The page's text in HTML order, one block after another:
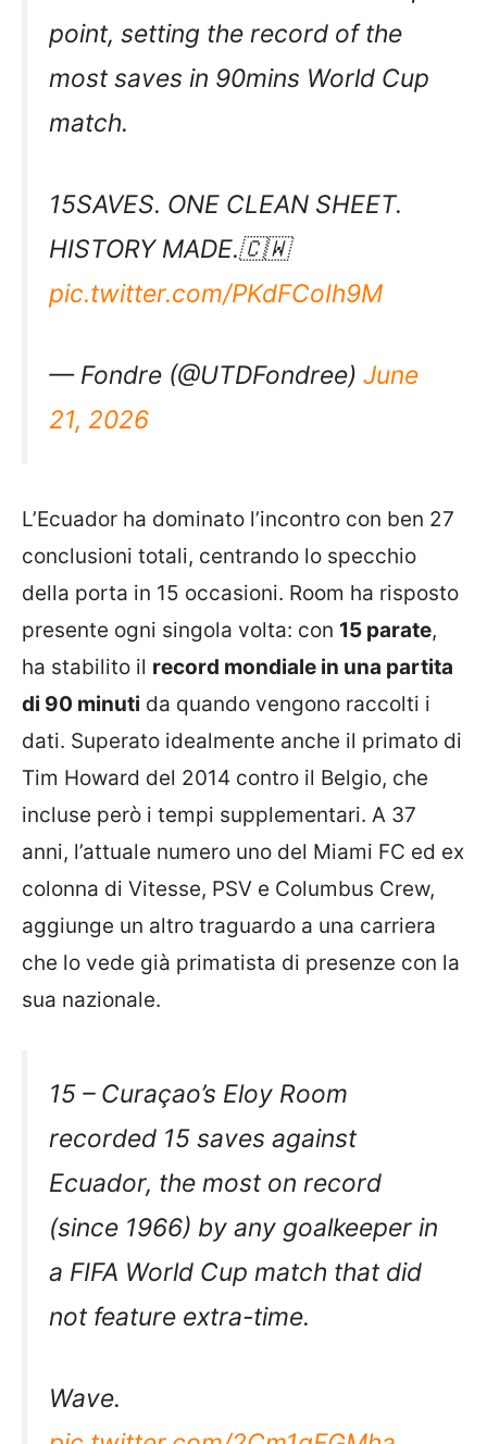
point, setting the record of the
most saves in 90mins World Cup
match.
15SAVES. ONE CLEAN SHEET.
HISTORY MADE.🇨🇼
pic.twitter.com/PKdFCoIh9M
— Fondre (@UTDFondree) June
21, 2026
L’Ecuador ha dominato l’incontro con ben 27
conclusioni totali, centrando lo specchio
della porta in 15 occasioni. Room ha risposto
presente ogni singola volta: con 15 parate,
ha stabilito il record mondiale in una partita
di 90 minuti da quando vengono raccolti i
dati. Superato idealmente anche il primato di
Tim Howard del 2014 contro il Belgio, che
incluse però i tempi supplementari. A 37
anni, l’attuale numero uno del Miami FC ed ex
colonna di Vitesse, PSV e Columbus Crew,
aggiunge un altro traguardo a una carriera
che lo vede già primatista di presenze con la
sua nazionale.
15 – Curaçao’s Eloy Room
recorded 15 saves against
Ecuador, the most on record
(since 1966) by any goalkeeper in
a FIFA World Cup match that did
not feature extra-time.
Wave.